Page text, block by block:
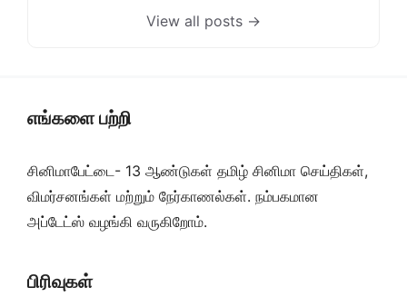
View all posts →
எங்களை பற்றி
சினிமாபேட்டை- 13 ஆண்டுகள் தமிழ் சினிமா செய்திகள்,
விமர்சனங்கள் மற்றும் நேர்காணல்கள். நம்பகமான
அப்டேட்ஸ் வழங்கி வருகிறோம்.
பிரிவுகள்